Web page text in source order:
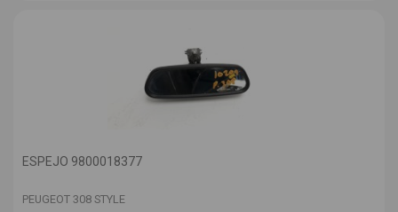
ESPEJO 9800018377
PEUGEOT 308 STYLE